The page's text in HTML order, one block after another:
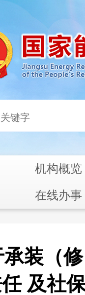
机构概览
在线办事
承装（
任 及社